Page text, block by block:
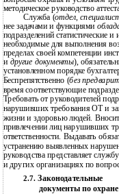
методическое руководство
Служба (отдел ,
нее задачами и функциями
подразделений статистические
необходимые для выполнения
пределах своей компетенции
и другие документы),
установленном порядке
Беспрепятственно (без
время соответствующие
Требовать от руководителей
нарушивших требования ОТ и
жизни и здоровью людей.
привлечении лиц нарушивших
ответственности. Выдавать
устранению выявленных
руководства представляет
и других организациях по
2.7.
документы по